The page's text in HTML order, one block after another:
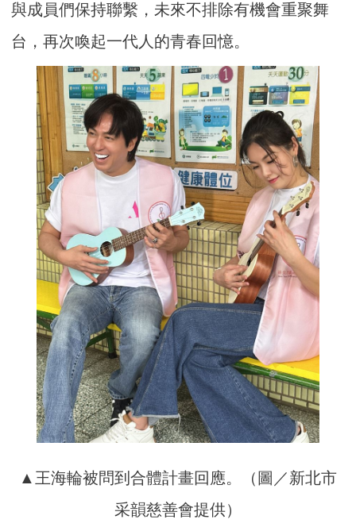
與成員們保持聯繫，未來不排除有機會重聚舞
台，再次喚起一代人的青春回憶。
▲王海輪被問到合體計畫回應。（圖／新北市
采韻慈善會提供）